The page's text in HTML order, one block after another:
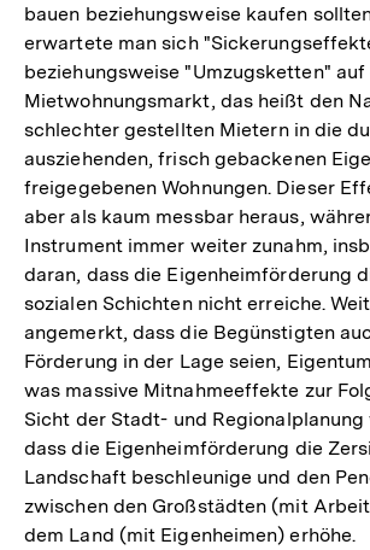
bauen beziehungsweise kaufen
erwartete man sich
beziehungsweise "Umzugsketten" auf
Mietwohnungsmarkt, das heißt den
schlechter gestellten Mietern in die
ausziehenden, frisch gebackenen
freigegebenen Wohnungen. Dieser
aber als kaum messbar heraus,
Instrument immer weiter zunahm,
daran, dass die Eigenheimförderung
sozialen Schichten nicht erreiche.
angemerkt, dass die Begünstigten
Förderung in der Lage seien,
was massive Mitnahmeeffekte zur
Sicht der Stadt- und
dass die Eigenheimförderung die
Landschaft beschleunige und den
zwischen den Großstädten (mit
dem Land (mit Eigenheimen) erhöhe.